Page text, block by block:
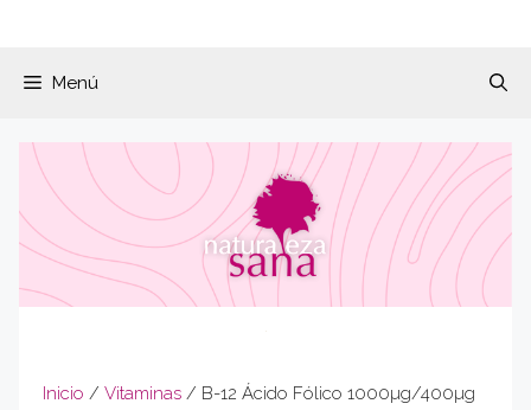
Menú
Inicio / Vitaminas / B-12 Ácido Fólico 1000µg/400µg